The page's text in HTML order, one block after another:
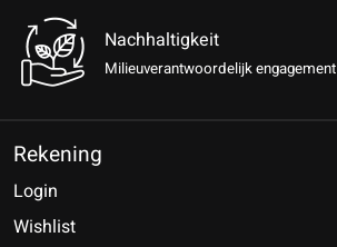
Nachhaltigkeit
Milieuverantwoordelijk engagement
Rekening
Login
Wishlist